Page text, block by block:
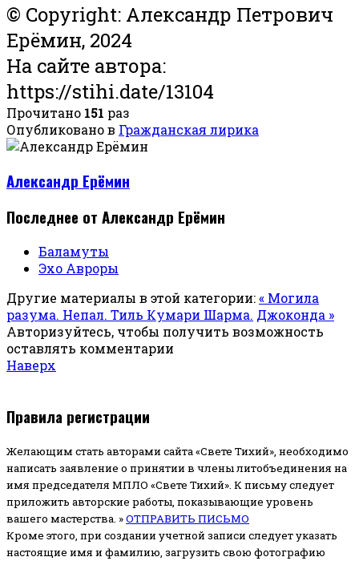
© Copyright: Александр Петрович
Ерёмин, 2024
На сайте автора:
https://stihi.date/13104
Прочитано 151 раз
Опубликовано в Гражданская лирика
Александр Ерёмин
Последнее от Александр Ерёмин
Баламуты
Эхо Авроры
Другие материалы в этой категории:« Могила
разума. Непал. Тиль Кумари Шарма. Джоконда »
Авторизуйтесь, чтобы получить возможность
оставлять комментарии
Наверх
Правила регистрации
Желающим стать авторами сайта «Свете Тихий», необходимо
написать заявление о принятии в члены литобъединения на
имя председателя МПЛО «Свете Тихий». К письму следует
приложить авторские работы, показывающие уровень
вашего мастерства. »ОТПРАВИТЬ ПИСЬМО
Кроме этого, при создании учетной записи следует указать
настоящие имя и фамилию, загрузить свою фотографию